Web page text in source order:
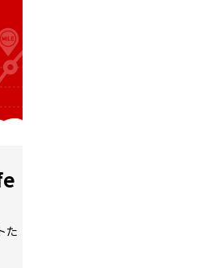
審メール・不審電話・偽サイト
航空券の取り扱い、臨時便、寄
運航情報ならびに航空券取り扱い
サテライト」利用開始（2026年9
物お預け締切時刻の厳格化
ついて
た